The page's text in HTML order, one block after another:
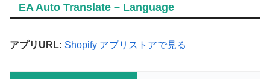
EA Auto Translate – Language
アプリURL: Shopify アプリストアで見る